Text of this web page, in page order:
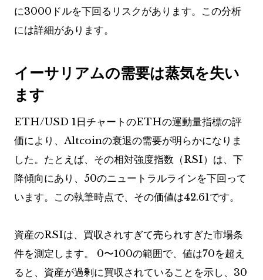
に3000ドルを下回るリスクがあります。この分析
には詳細があります。
イーサリアムの需要は蒸気を失い
ます
ETH/USD 1日チャートのETHの運動量指標の評
価により、Altcoinの衰退の需要が明らかになりま
した。たとえば、その相対強度指数（RSI）は、下
降傾向にあり、50のニュートラルラインを下回って
います。この執筆時点で、その価値は42.61です。
資産のRSIは、買収されすぎて売られすぎた市場条
件を測定します。 0〜100の範囲で、値は70を超え
ると、資産が過剰に買収されていることを示し、30